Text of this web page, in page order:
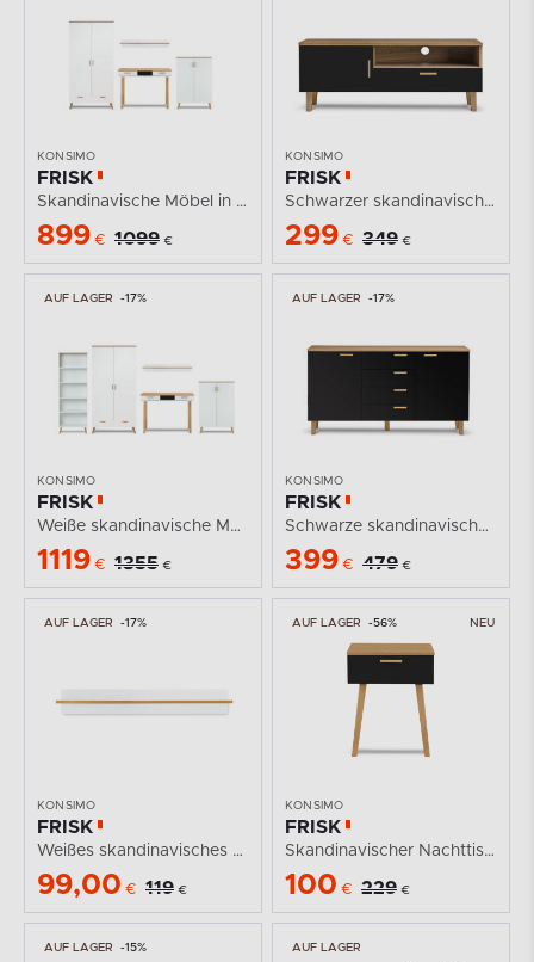
KONSIMO
FRISK
Skandinavische Möbel in weiß für das Wohnzimmer
899 € 1099 €
KONSIMO
FRISK
Schwarzer skandinavischer TV-Schrank
299 € 349 €
AUF LAGER -17%
KONSIMO
FRISK
Weiße skandinavische Möbel für das Wohnzimmer
1119 € 1355 €
AUF LAGER -17%
KONSIMO
FRISK
Schwarze skandinavische Kommode mit Schubladen
399 € 479 €
AUF LAGER -17%
KONSIMO
FRISK
Weißes skandinavisches Wandregal
99,00 € 119 €
NEU
AUF LAGER -56%
KONSIMO
FRISK
Skandinavischer Nachttisch anthrazit/natürliche eiche
100 € 229 €
AUF LAGER -15% AUF LAGER